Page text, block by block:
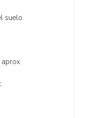
suelo.